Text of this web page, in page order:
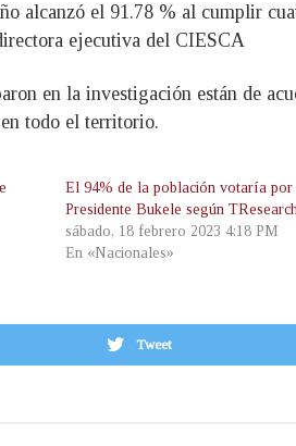
alcanzó el 91.78 % al cumplir
ejecutiva del CIESCA
en la investigación están de
todo el territorio.
El 94% de la población votaría por
Presidente Bukele según
sábado, 18 febrero 2023 4:18 PM
En «Nacionales»
Tweet